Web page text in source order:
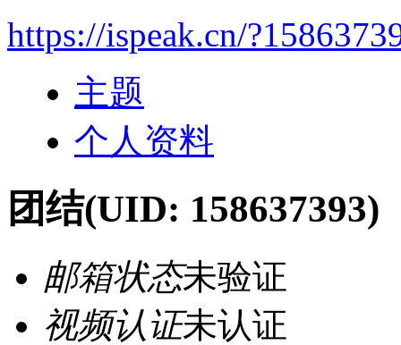
https://ispeak.cn/
主题
个人资料
团结(UID: 158637393)
邮箱状态未验证
视频认证未认证